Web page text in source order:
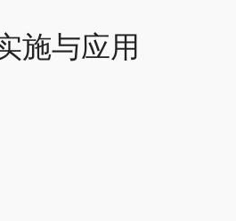
施与应用